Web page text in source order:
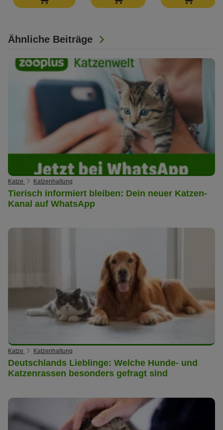
Ähnliche Beiträge
Katze Katzenhaltung
Tierisch informiert bleiben: Dein neuer Katzen-
Kanal auf WhatsApp
Katze Katzenhaltung
Deutschlands Lieblinge: Welche Hunde- und
Katzenrassen besonders gefragt sind